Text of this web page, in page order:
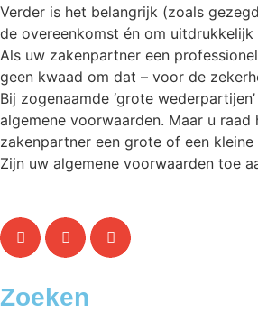
Verder is het belangrijk (zoals
de overeenkomst én om
Als uw zakenpartner een
geen kwaad om dat – voor de
Bij zogenaamde ‘grote
algemene voorwaarden. Maar u
zakenpartner een grote of een
Zijn uw algemene voorwaarden toe
Zoeken